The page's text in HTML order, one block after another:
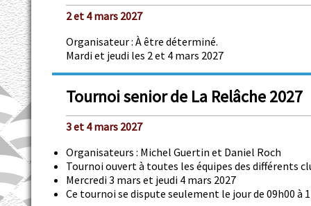
2 et 4 mars 2027
Organisateur : À être déterminé.
Mardi et jeudi les 2 et 4 mars 2027
Tournoi senior de La Relâche 2027
3 et 4 mars 2027
Organisateurs : Michel Guertin et Daniel Roch
Tournoi ouvert à toutes les équipes des différents
Mercredi 3 mars et jeudi 4 mars 2027
Ce tournoi se dispute seulement le jour de 09h00 à